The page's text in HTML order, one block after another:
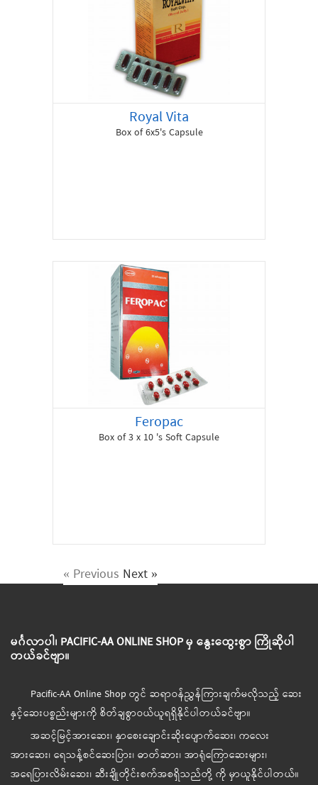
Royal Vita
Box of 6x5's Capsule
Feropac
Box of 3 x 10 's Soft Capsule
« Previous Next »
မင်္ဂလာပါ၊ PACIFIC-AA ONLINE SHOP မှ နွေးထွေးစွာ ကြိုဆိုပါ
တယ်ခင်ဗျာ။
Pacific-AA Online Shop တွင် ဆရာဝန်ညွှန်ကြားချက်မလိုသည့် ဆေး
နှင့်ဆေးပစ္စည်းများကို စိတ်ချစွာဝယ်ယူရရှိနိုင်ပါတယ်ခင်ဗျာ။
အဆင့်မြင့်အားဆေး၊ နှာစေးချောင်းဆိုးပျောက်ဆေး၊ ကလေး
အားဆေး၊ ရေသန့်စင်ဆေးပြား၊ ဓာတ်ဆား၊ အာရုံကြောဆေးများ၊
အရေပြားလိမ်းဆေး၊ ဆီးချိုတိုင်းစက်အစရှိသည်တို့ ကို မှာယူနိုင်ပါတယ်။